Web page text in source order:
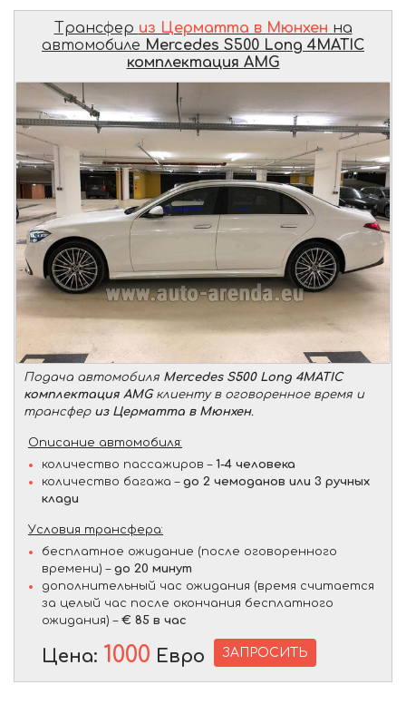
Трансфер из Церматта в Мюнхен на
автомобиле Mercedes S500 Long 4MATIC
комплектация AMG
Подача автомобиля Mercedes S500 Long 4MATIC
комплектация AMGклиенту в оговоренное время и
трансфер из Церматта в Мюнхен.
Описание автомобиля:
количество пассажиров – 1-4 человека
количество багажа – до 2 чемоданов или 3 ручных
клади
Условия трансфера:
бесплатное ожидание (после оговоренного
времени) – до 20 минут
дополнительный час ожидания (время считается
за целый час после окончания бесплатного
ожидания) – € 85 в час
Цена: 1000 Евро ЗАПРОСИТЬ